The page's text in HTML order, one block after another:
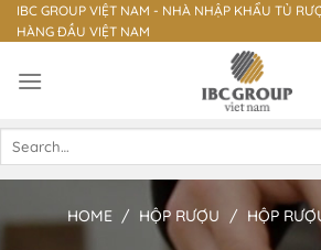
Skip
to
IBC GROUP VIỆT NAM - NHÀ NHẬP KHẨU TỦ
HÀNG ĐẦU VIỆT NAM
Search
HOME / HỘP RƯỢU / HỘP